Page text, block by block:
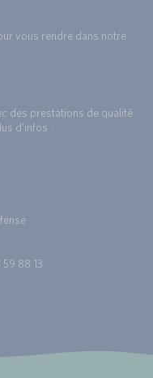
vous rendre dans notre
des prestations de qualité
d’infos :
88 13